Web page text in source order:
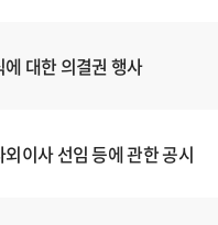
대한 의결권 행사
이사 선임 등에 관한 공시